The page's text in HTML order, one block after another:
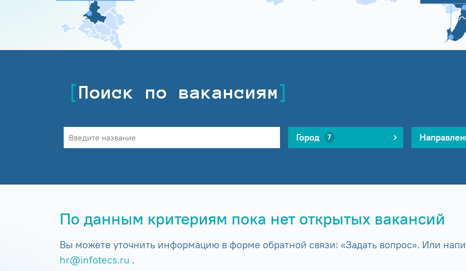
Поиск по вакансиям
Город 7
По данным критериям пока нет открытых вакансий
Вы можете уточнить информацию в форме обратной связи: «Задать вопрос». Или
hr@infotecs.ru .